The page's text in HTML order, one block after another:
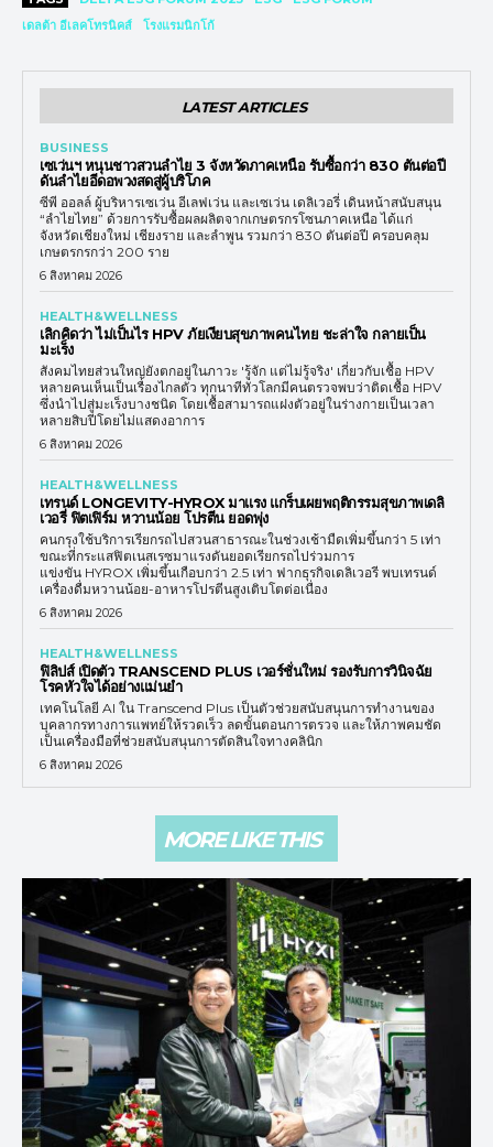
เดลต้า อีเลคโทรนิคส์
โรงแรมนิกโก้
LATEST ARTICLES
BUSINESS
เซเว่นฯ หนุนชาวสวนลำไย 3 จังหวัดภาคเหนือ รับซื้อกว่า 830 ตันต่อปี
ดันลำไยอีดอพวงสดสู่ผู้บริโภค
ซีพี ออลล์ ผู้บริหารเซเว่น อีเลฟเว่น และเซเว่น เดลิเวอรี่ เดินหน้าสนับสนุน
“ลำไยไทย” ด้วยการรับซื้อผลผลิตจากเกษตรกรโซนภาคเหนือ ได้แก่
จังหวัดเชียงใหม่ เชียงราย และลำพูน รวมกว่า 830 ตันต่อปี ครอบคลุม
เกษตรกรกว่า 200 ราย
6 สิงหาคม 2026
HEALTH&WELLNESS
เลิกคิดว่า ไม่เป็นไร HPV ภัยเงียบสุขภาพคนไทย ชะล่าใจ กลายเป็น
มะเร็ง
สังคมไทยส่วนใหญ่ยังตกอยู่ในภาวะ 'รู้จัก แต่ไม่รู้จริง' เกี่ยวกับเชื้อ HPV
หลายคนเห็นเป็นเรื่องไกลตัว ทุกนาทีทั่วโลกมีคนตรวจพบว่าติดเชื้อ HPV
ซึ่งนำไปสู่มะเร็งบางชนิด โดยเชื้อสามารถแฝงตัวอยู่ในร่างกายเป็นเวลา
หลายสิบปีโดยไม่แสดงอาการ
6 สิงหาคม 2026
HEALTH&WELLNESS
เทรนด์ LONGEVITY-HYROX มาแรง แกร็บเผยพฤติกรรมสุขภาพเดลิ
เวอรี่ ฟิตเฟิร์ม หวานน้อย โปรตีน ยอดพุ่ง
คนกรุงใช้บริการเรียกรถไปสวนสาธารณะในช่วงเช้ามืดเพิ่มขึ้นกว่า 5 เท่า
ขณะที่กระแสฟิตเนสเรซมาแรงดันยอดเรียกรถไปร่วมการ
แข่งขัน HYROX เพิ่มขึ้นเกือบกว่า 2.5 เท่า ฟากธุรกิจเดลิเวอรี พบเทรนด์
เครื่องดื่มหวานน้อย-อาหารโปรตีนสูงเติบโตต่อเนื่อง
6 สิงหาคม 2026
HEALTH&WELLNESS
ฟิลิปส์ เปิดตัว TRANSCEND PLUS เวอร์ชั่นใหม่ รองรับการวินิจฉัย
โรคหัวใจได้อย่างแม่นยำ
เทคโนโลยี AI ใน Transcend Plus เป็นตัวช่วยสนับสนุนการทำงานของ
บุคลากรทางการแพทย์ให้รวดเร็ว ลดขั้นตอนการตรวจ และให้ภาพคมชัด
เป็นเครื่องมือที่ช่วยสนับสนุนการตัดสินใจทางคลินิก
6 สิงหาคม 2026
MORE LIKE THIS